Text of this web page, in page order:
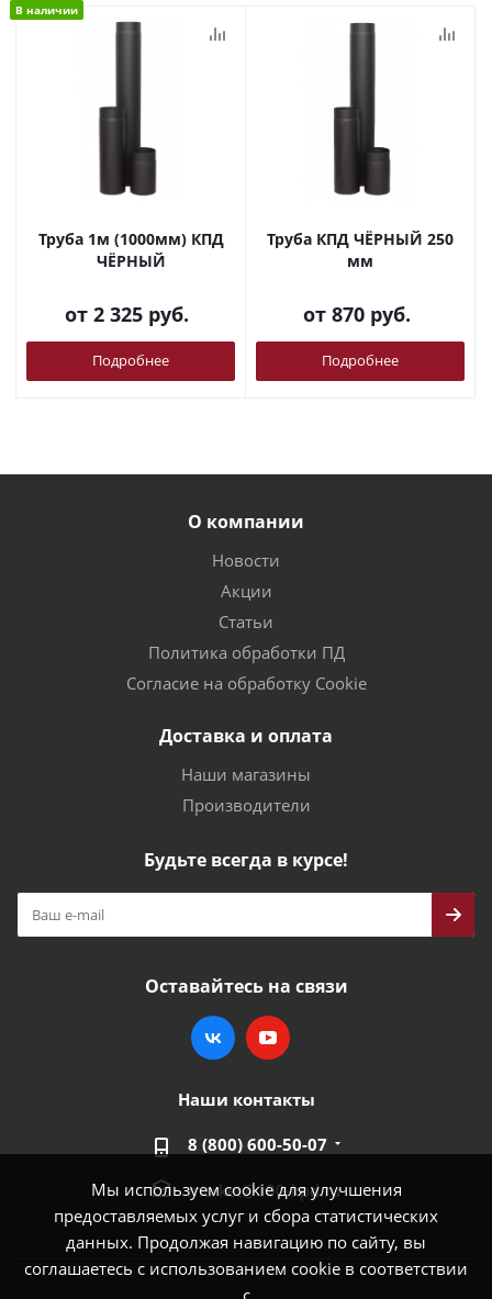
Мы используем cookie для улучшения
предоставляемых услуг и сбора статистических
данных. Продолжая навигацию по сайту, вы
соглашаетесь с использованием cookie в соответствии
с
В наличии
Труба 1м (1000мм) КПД
ЧЁРНЫЙ
от 2 325 руб.
Подробнее
Труба КПД ЧЁРНЫЙ 250
мм
от 870 руб.
Подробнее
О компании
Новости
Акции
Статьи
Политика обработки ПД
Согласие на обработку Cookie
Доставка и оплата
Наши магазины
Производители
Будьте всегда в курсе!
Оставайтесь на связи
Наши контакты
8 (800) 600-50-07
market@100-kpd.ru